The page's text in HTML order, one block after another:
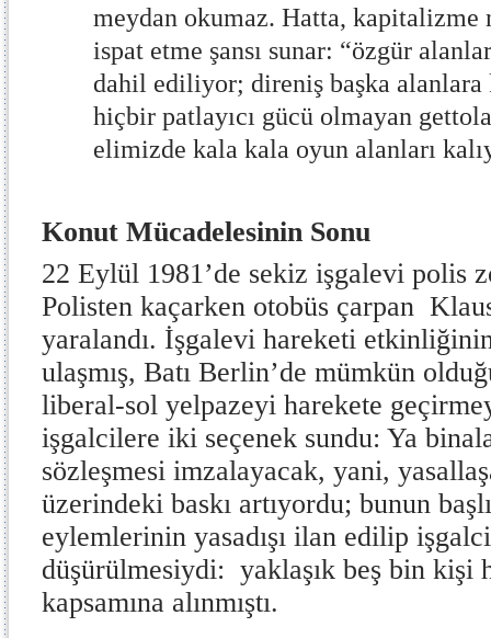
meydan okumaz. Hatta, kapitalizme
ispat etme şansı sunar: “özgür
dahil ediliyor; direniş başka
hiçbir patlayıcı gücü olmayan
elimizde kala kala oyun alanları
Konut Mücadelesinin Sonu
22 Eylül 1981’de sekiz işgalevi polis
Polisten kaçarken otobüs çarpan
yaralandı. İşgalevi hareketi
ulaşmış, Batı Berlin’de mümkün
liberal-sol yelpazeyi harekete
işgalcilere iki seçenek sundu: Ya
sözleşmesi imzalayacak, yani,
üzerindeki baskı artıyordu; bunun
eylemlerinin yasadışı ilan edilip
düşürülmesiydi: yaklaşık beş bin kişi
kapsamına alınmıştı.